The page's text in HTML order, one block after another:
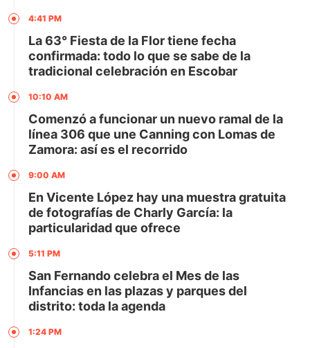
4:41 PM
La 63° Fiesta de la Flor tiene fecha
confirmada: todo lo que se sabe de la
tradicional celebración en Escobar
10:10 AM
Comenzó a funcionar un nuevo ramal de la
línea 306 que une Canning con Lomas de
Zamora: así es el recorrido
9:00 AM
En Vicente López hay una muestra gratuita
de fotografías de Charly García: la
particularidad que ofrece
5:11 PM
San Fernando celebra el Mes de las
Infancias en las plazas y parques del
distrito: toda la agenda
1:24 PM